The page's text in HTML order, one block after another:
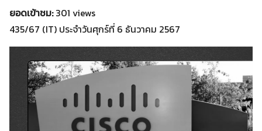
ยอดเข้าชม:301 views
435/67 (IT) ประจำวันศุกร์ที่ 6 ธันวาคม 2567